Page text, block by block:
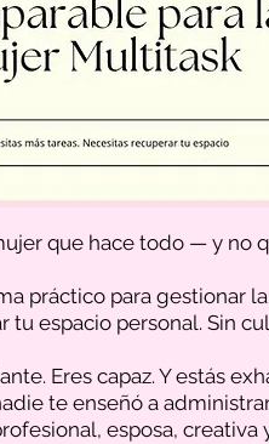
que hace todo — y no
práctico para gestionar
tu espacio personal. Sin
Eres capaz. Y estás
te enseñó a
esposa,